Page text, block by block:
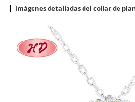
Imágenes detalladas del collar de